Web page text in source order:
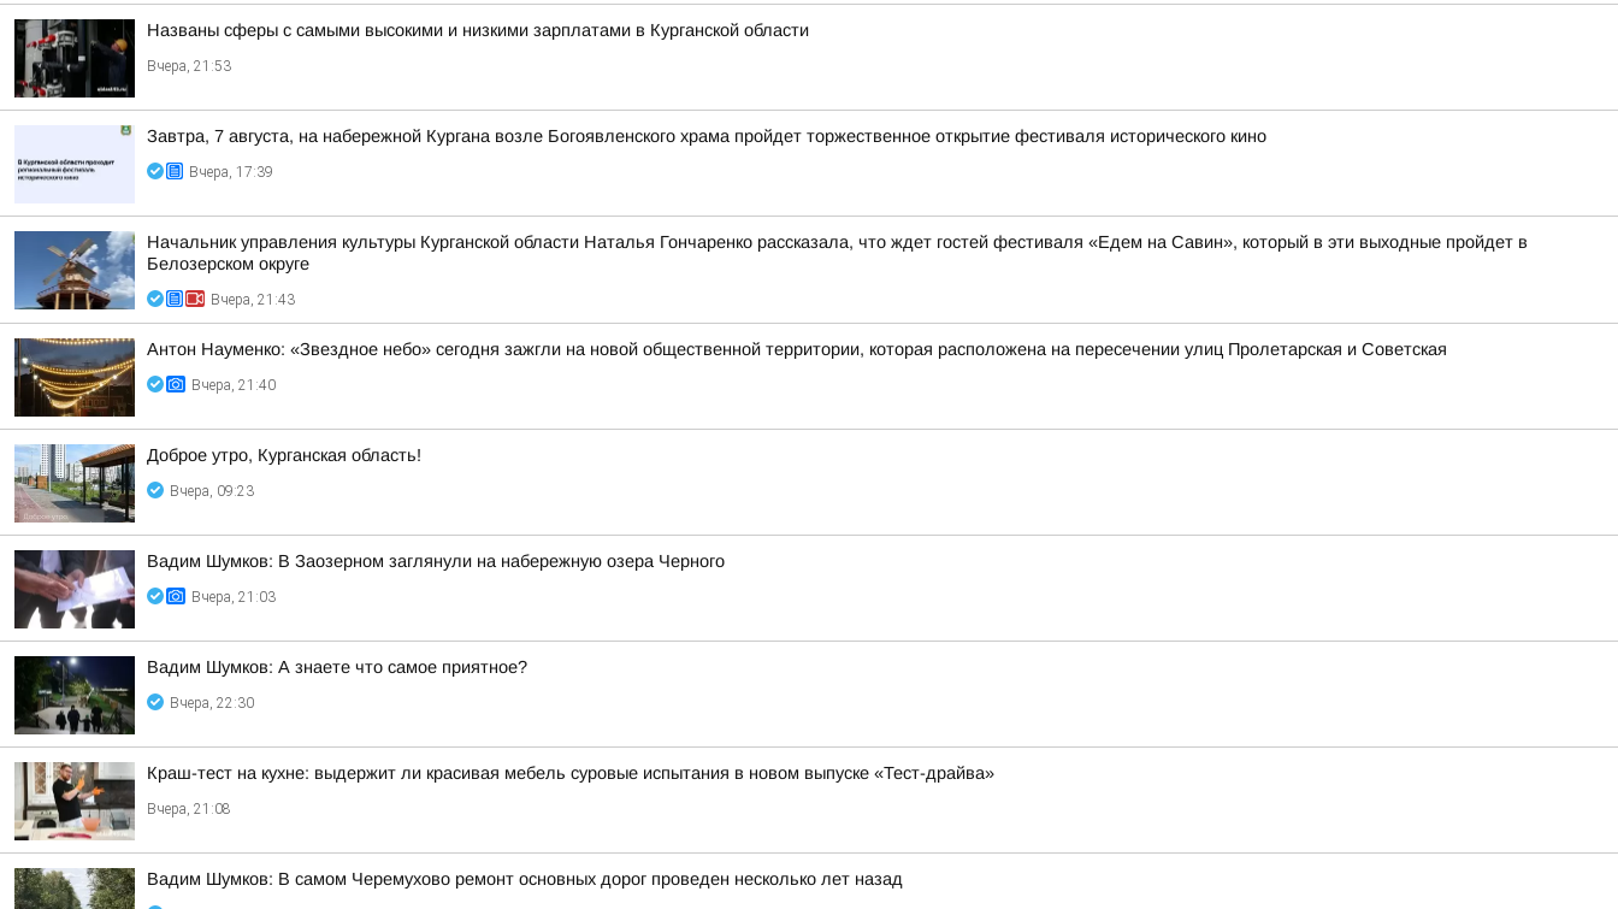
Названы сферы с самыми высокими и низкими зарплатами в Курганской области
Вчера, 21:53
Завтра, 7 августа, на набережной Кургана возле Богоявленского храма пройдет торжественное открытие фестиваля исторического кино
Вчера, 17:39
Начальник управления культуры Курганской области Наталья Гончаренко рассказала, что ждет гостей фестиваля «Едем на Савин», который в эти выходные пройдет в
Белозерском округе
Вчера, 21:43
Антон Науменко: «Звездное небо» сегодня зажгли на новой общественной территории, которая расположена на пересечении улиц Пролетарская и Советская
Вчера, 21:40
Доброе утро, Курганская область!
Вчера, 09:23
Вадим Шумков: В Заозерном заглянули на набережную озера Черного
Вчера, 21:03
Вадим Шумков: А знаете что самое приятное?
Вчера, 22:30
Краш-тест на кухне: выдержит ли красивая мебель суровые испытания в новом выпуске «Тест-драйва»
Вчера, 21:08
Вадим Шумков: В самом Черемухово ремонт основных дорог проведен несколько лет назад